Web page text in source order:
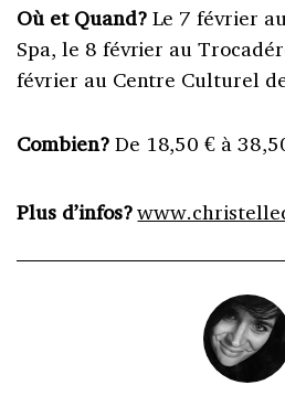
Où et Quand?Le 7 février
Spa, le 8 février au
février au Centre Culturel
Combien?De 18,50 € à
Plus d’infos?